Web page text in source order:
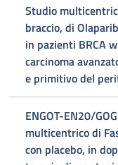
Studio
braccio, di
in pazienti BRCA
carcinoma
e primitivo del
ENGOT-EN20/
multicentrico di
con placebo, in